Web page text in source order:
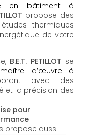
en bâtiment à
propose des
thermiques
de votre
B.E.T. PETILLOT se
maître d’œuvre à
avec des
et la précision des
pour
propose aussi :